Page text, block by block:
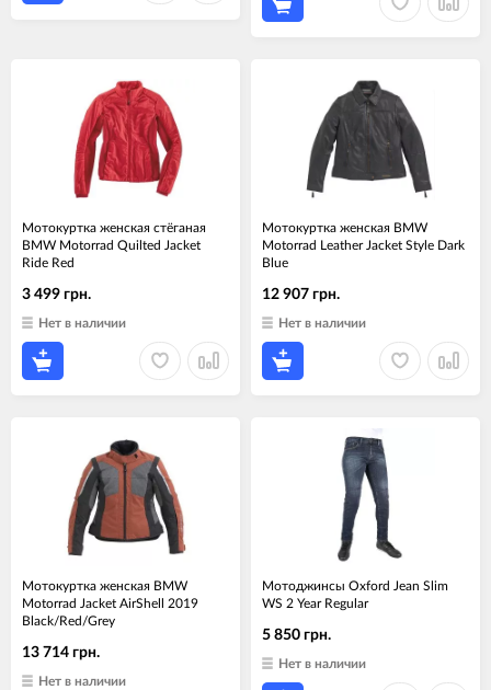
Мотокуртка женская стёганая
BMW Motorrad Quilted Jacket
Ride Red
3 499 грн.
Нет в наличии
Мотокуртка женская BMW
Motorrad Leather Jacket Style Dark
Blue
12 907 грн.
Нет в наличии
Мотокуртка женская BMW
Motorrad Jacket AirShell 2019
Black/Red/Grey
13 714 грн.
Нет в наличии
Мотоджинсы Oxford Jean Slim
WS 2 Year Regular
5 850 грн.
Нет в наличии